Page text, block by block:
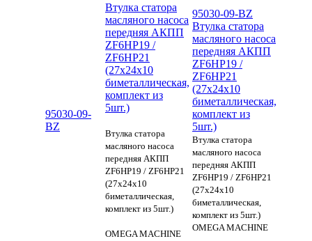
95030-09-
BZ
Втулка статора
масляного насоса
передняя АКПП
ZF6HP19 /
ZF6HP21
(27x24x10
биметаллическая,
комплект из
5шт.)
Втулка статора
масляного насоса
передняя АКПП
ZF6HP19 / ZF6HP21
(27x24x10
биметаллическая,
комплект из 5шт.)
OMEGA MACHINE
95030-09-BZ
Втулка статора
масляного насоса
передняя АКПП
ZF6HP19 /
ZF6HP21
(27x24x10
биметаллическая,
комплект из
5шт.)
Втулка статора
масляного насоса
передняя АКПП
ZF6HP19 / ZF6HP21
(27x24x10
биметаллическая,
комплект из 5шт.)
OMEGA MACHINE